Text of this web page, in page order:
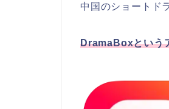
中国のショートド
DramaBoxという